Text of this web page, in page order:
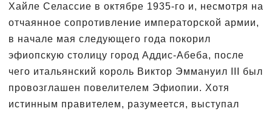
Хайле Селассие в октябре 1935-го и, несмотря на
отчаянное сопротивление императорской армии,
в начале мая следующего года покорил
эфиопскую столицу город Аддис-Абеба, после
чего итальянский король Виктор Эммануил III был
провозглашен повелителем Эфиопии. Хотя
истинным правителем, разумеется, выступал